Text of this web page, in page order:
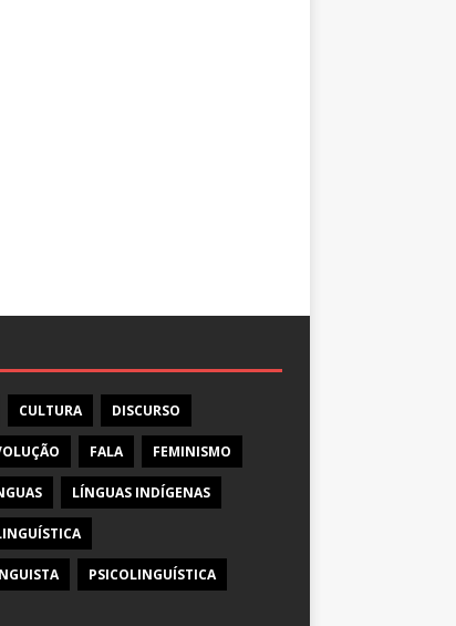
CULTURA DISCURSO
FALA FEMINISMO
LÍNGUAS INDÍGENAS
PSICOLINGUÍSTICA